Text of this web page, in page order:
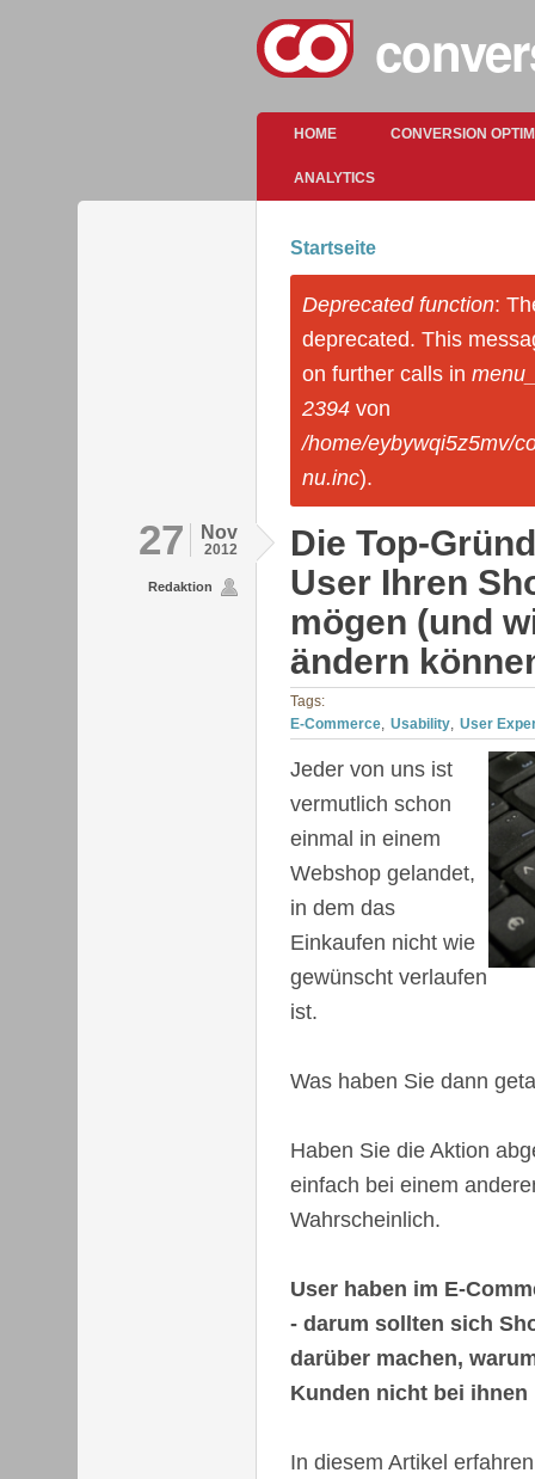
Hauptmenü
HOME CONVERSION
ANALYTICS
Sie sind hier
Startseite
Fehlermeldung
Deprecated function:
deprecated. This
on further calls in
2394 von
/home/eybywqi5z5mv/
nu.inc).
27 Nov
2012
Redaktion
Die Top-
User Ihren
mögen (und
ändern
Tags:
E-Commerce Usability User
Jeder von uns ist
vermutlich schon
einmal in einem
Webshop gelandet,
in dem das
Einkaufen nicht wie
gewünscht verlaufen
ist.
Was haben Sie dann
Haben Sie die Aktion
einfach bei einem
Wahrscheinlich.
User haben im E-
- darum sollten sich
darüber machen,
Kunden nicht bei ihnen
In diesem Artikel